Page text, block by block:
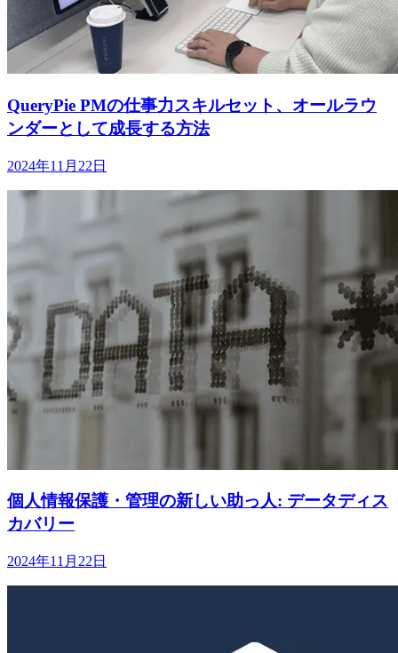
QueryPie PMの仕事力スキルセット、オールラウ
ンダーとして成長する方法
2024年11月22日
個人情報保護・管理の新しい助っ人: データディス
カバリー
2024年11月22日